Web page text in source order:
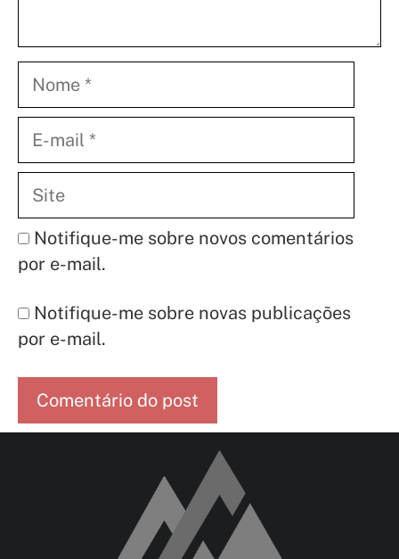
mail
Notifique-me sobre novos comentários
por e-mail.
Notifique-me sobre novas publicações
por e-mail.